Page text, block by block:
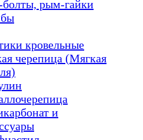
рым-гайки
кровельные
черепица (Мягкая
и